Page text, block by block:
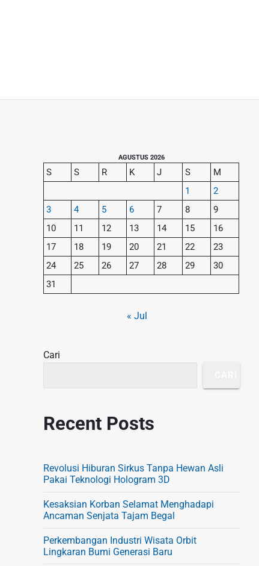
AGUSTUS 2026
S S R K J S
M
1
2
3
4 5 6 7 8
9
10
11 12 13 14 15
16
17
18 19 20 21 22
23
24
25 26 27 28 29
30
31
« Jul
Cari
Recent Posts
Revolusi Hiburan Sirkus Tanpa Hewan Asli
Pakai Teknologi Hologram 3D
Kesaksian Korban Selamat Menghadapi
Ancaman Senjata Tajam Begal
Perkembangan Industri Wisata Orbit
Lingkaran Bumi Generasi Baru